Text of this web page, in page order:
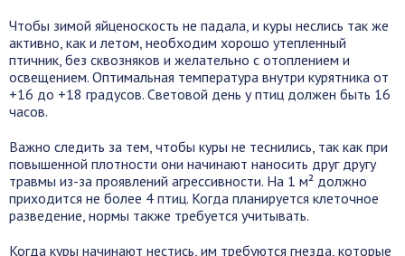
Чтобы зимой яйценоскость не падала, и куры неслись так же
активно, как и летом, необходим хорошо утепленный
птичник, без сквозняков и желательно с отоплением и
освещением. Оптимальная температура внутри курятника от
+16 до +18 градусов. Световой день у птиц должен быть 16
часов.
Важно следить за тем, чтобы куры не теснились, так как при
повышенной плотности они начинают наносить друг другу
травмы из-за проявлений агрессивности. На 1 м² должно
приходится не более 4 птиц. Когда планируется клеточное
разведение, нормы также требуется учитывать.
Когда куры начинают нестись, им требуются гнезда, которые